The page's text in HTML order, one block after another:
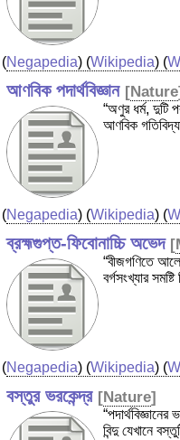
(Negapedia) (Wikipedia) (
আণবিক পদার্থবিজ্ঞান [Nature
“অণুর ধর্ম, দুটি
আণবিক
(Negapedia) (Wikipedia) (
ব্রহ্মগুপ্ত-ফিবোনাচ্চি অভেদ [
“বীজগণিতে
বর্গসংখ্যার
(Negapedia) (Wikipedia) (
বস্তুর ভরকেন্দ্র [Nature]
বিন্দু যেখানে